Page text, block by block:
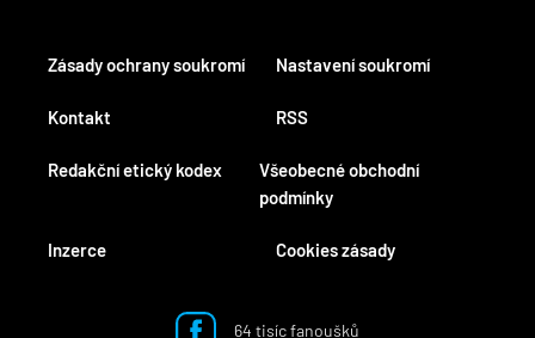
Kontakt
Redakční etický kodex
Inzerce
RSS
Všeobecné obchodní
podmínky
Cookies zásady
Zásady ochrany soukromí Nastavení soukromí
64 tisíc fanoušků